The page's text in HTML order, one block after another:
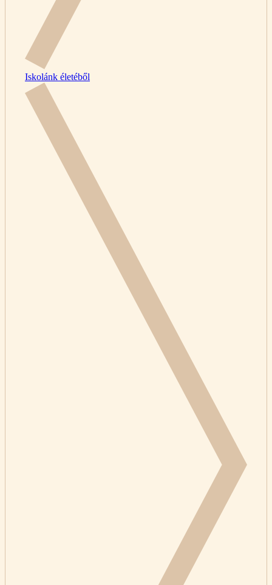
Iskolánk életéből